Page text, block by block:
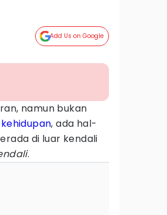
Add Us on Google
namun bukan
kehidupan, ada hal-
di luar kendali
.